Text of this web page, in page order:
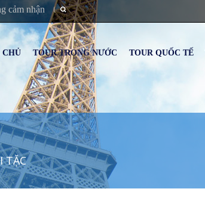
cảm nhận
CHỦ TOUR TRONG NƯỚC TOUR QUỐC TẾ
TẶC